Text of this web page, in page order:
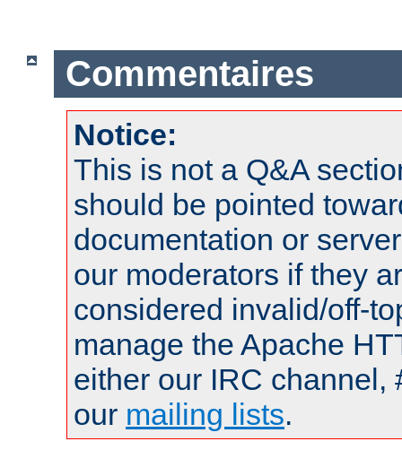
Commentaires
Notice:
This is not a Q&A
should be pointed
documentation or
our moderators if they
considered invalid/off-
manage the Apache
either our IRC channel,
our mailing lists.